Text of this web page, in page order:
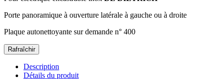
Porte panoramique à ouverture latérale à gauche ou à droite
Plaque autonettoyante sur demande n° 400
Description
Détails du produit